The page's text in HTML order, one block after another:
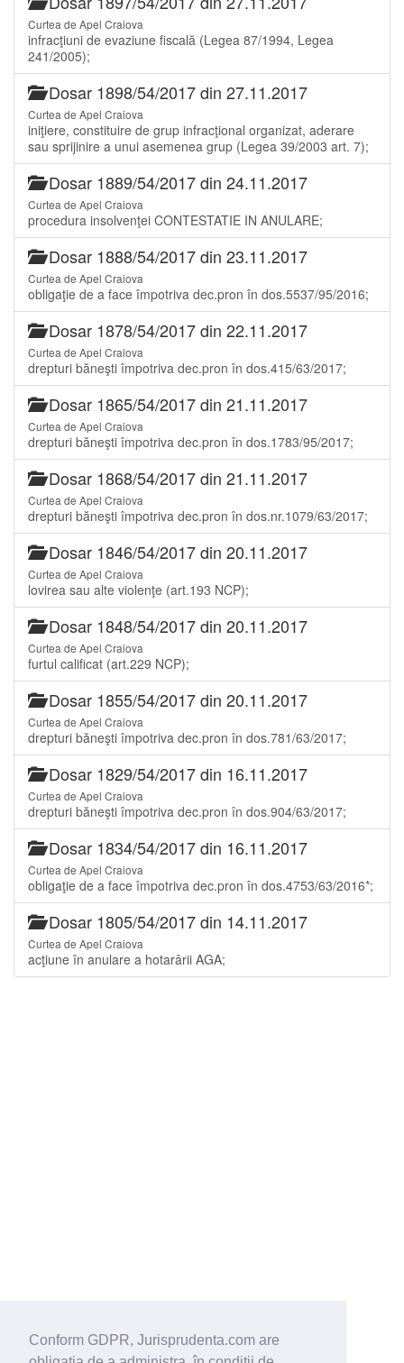
Conform GDPR, Jurisprudenta.com are
Curtea de Apel Craiova
infracţiuni de evaziune fiscală (Legea 87/1994, Legea
241/2005);
Dosar 1898/54/2017 din 27.11.2017
Curtea de Apel Craiova
iniţiere, constituire de grup infracţional organizat, aderare
sau sprijinire a unui asemenea grup (Legea 39/2003 art. 7);
Dosar 1889/54/2017 din 24.11.2017
Curtea de Apel Craiova
procedura insolvenţei CONTESTATIE IN ANULARE;
Dosar 1888/54/2017 din 23.11.2017
Curtea de Apel Craiova
obligaţie de a face împotriva dec.pron în dos.5537/95/2016;
Dosar 1878/54/2017 din 22.11.2017
Curtea de Apel Craiova
drepturi băneşti împotriva dec.pron în dos.415/63/2017;
Dosar 1865/54/2017 din 21.11.2017
Curtea de Apel Craiova
drepturi băneşti împotriva dec.pron în dos.1783/95/2017;
Dosar 1868/54/2017 din 21.11.2017
Curtea de Apel Craiova
drepturi băneşti împotriva dec.pron în dos.nr.1079/63/2017;
Dosar 1846/54/2017 din 20.11.2017
Curtea de Apel Craiova
lovirea sau alte violenţe (art.193 NCP);
Dosar 1848/54/2017 din 20.11.2017
Curtea de Apel Craiova
furtul calificat (art.229 NCP);
Dosar 1855/54/2017 din 20.11.2017
Curtea de Apel Craiova
drepturi băneşti împotriva dec.pron în dos.781/63/2017;
Dosar 1829/54/2017 din 16.11.2017
Curtea de Apel Craiova
drepturi băneşti împotriva dec.pron în dos.904/63/2017;
Dosar 1834/54/2017 din 16.11.2017
Curtea de Apel Craiova
obligaţie de a face împotriva dec.pron în dos.4753/63/2016*;
Dosar 1805/54/2017 din 14.11.2017
Curtea de Apel Craiova
acţiune în anulare a hotarârii AGA;